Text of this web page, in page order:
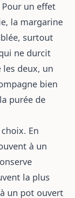
un effet
la margarine
surtout
ne durcit
les deux, un
bien
purée de
En
à un
la plus
un pot ouvert